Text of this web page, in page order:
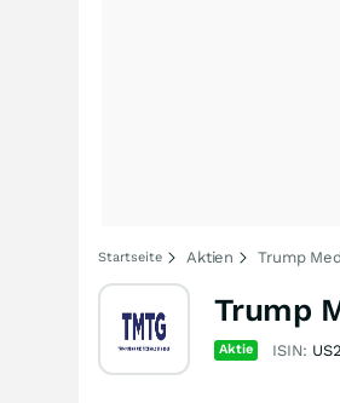
Startseite Aktien Trump
Trump
Aktie ISIN: